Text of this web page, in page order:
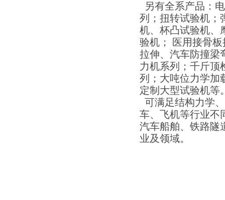
另有全系产品：
列；扭转试验机；
机、杯凸试验机、
验机； 医用接骨
拉伸、汽车防撞梁
力机系列；千斤顶
列；大吨位力学加
定制大型试验机等
可满足结构力学
车、飞机等行业不
汽车船舶、铁路隧
业及领域。